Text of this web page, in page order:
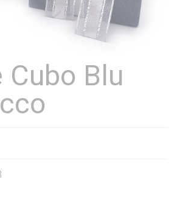
Blu